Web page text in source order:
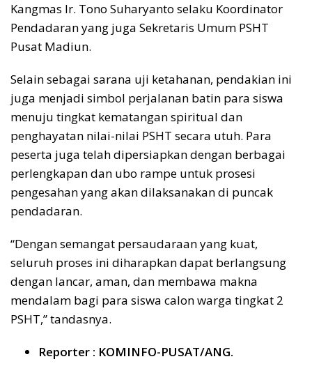
Kangmas Ir. Tono Suharyanto selaku Koordinator
Pendadaran yang juga Sekretaris Umum PSHT
Pusat Madiun.
Selain sebagai sarana uji ketahanan, pendakian ini
juga menjadi simbol perjalanan batin para siswa
menuju tingkat kematangan spiritual dan
penghayatan nilai-nilai PSHT secara utuh. Para
peserta juga telah dipersiapkan dengan berbagai
perlengkapan dan ubo rampe untuk prosesi
pengesahan yang akan dilaksanakan di puncak
pendadaran.
“Dengan semangat persaudaraan yang kuat,
seluruh proses ini diharapkan dapat berlangsung
dengan lancar, aman, dan membawa makna
mendalam bagi para siswa calon warga tingkat 2
PSHT,” tandasnya.
Reporter : KOMINFO-PUSAT/ANG.